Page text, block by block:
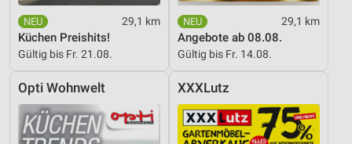
29,1 km
Küchen Preishits!
Gültig bis Fr. 21.08.
29,1 km
Angebote ab 08.08.
Gültig bis Fr. 14.08.
Opti Wohnwelt XXXLutz